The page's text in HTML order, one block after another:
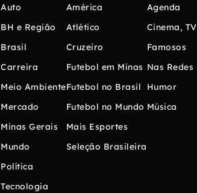
Auto
BH e Região
Brasil
Carreira
Meio Ambiente
Mercado
Minas Gerais
Mundo
Política
Tecnologia
América
Atlético
Cruzeiro
Futebol em Minas
Futebol no Brasil
Futebol no Mundo
Mais Esportes
Seleção Brasileira
Agenda
Cinema,
Famosos
Nas Redes
Humor
Música